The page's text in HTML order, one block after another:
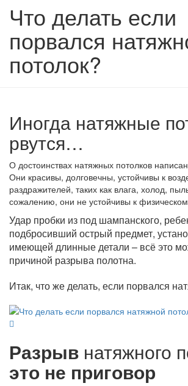
Что делать если
порвался
потолок?
Иногда натяжные
рвутся…
О достоинствах натяжных потолков
Они красивы, долговечны, устойчивы к
раздражителей, таких как влага, холод,
сожалению, они не устойчивы к
Удар пробки из под шампанского,
подбросивший острый предмет,
имеющей длинные детали – всё это
причиной разрыва полотна.
Итак, что же делать, если порвался
Разрыв натяжного
это не приговор